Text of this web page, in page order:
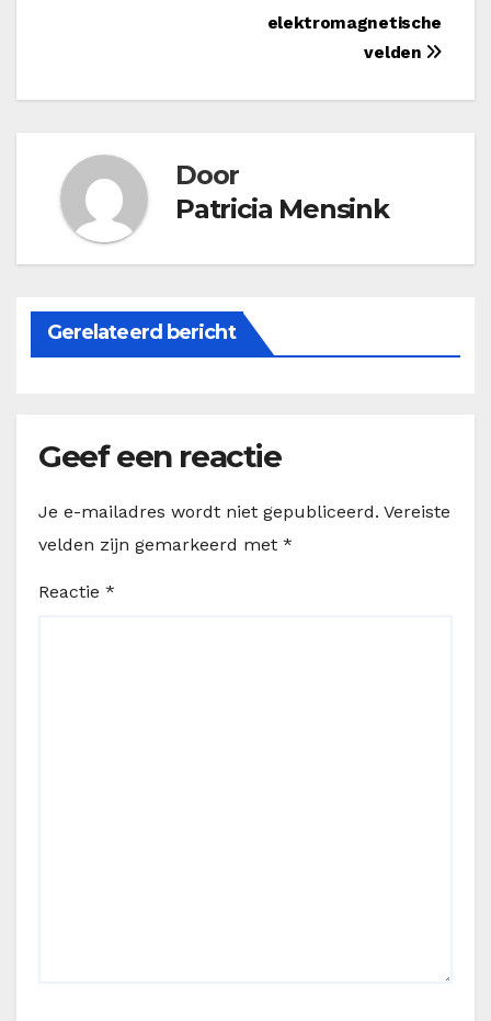
elektromagnetische
velden
Door
Patricia Mensink
Gerelateerd bericht
Geef een reactie
Je e-mailadres wordt niet gepubliceerd. Vereiste
velden zijn gemarkeerd met *
Reactie *